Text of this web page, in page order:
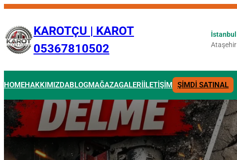
İçeriğe
KAROTÇU | KAROT
05367810502
İstanbul
Ataşehir
HOMEHAKKIMIZDABLOGMAĞAZAGALERİ İLETİŞİM ŞİMDİ SATINAL